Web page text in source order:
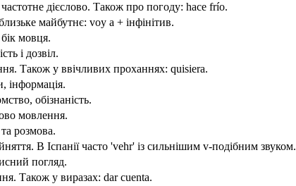
дієслово. Також про погоду: hace frío.
майбутнє: voy a + інфінітив.
мовця.
і дозвіл.
Також у ввічливих проханнях: quisiera.
інформація.
обізнаність.
мовлення.
розмова.
В Іспанії часто 'vehr' із сильнішим v-подібним звуком.
погляд.
Також у виразах: dar cuenta.